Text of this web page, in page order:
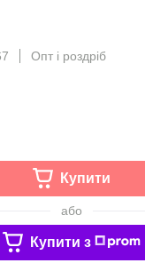
Опт і роздріб
Купити
або
Купити з